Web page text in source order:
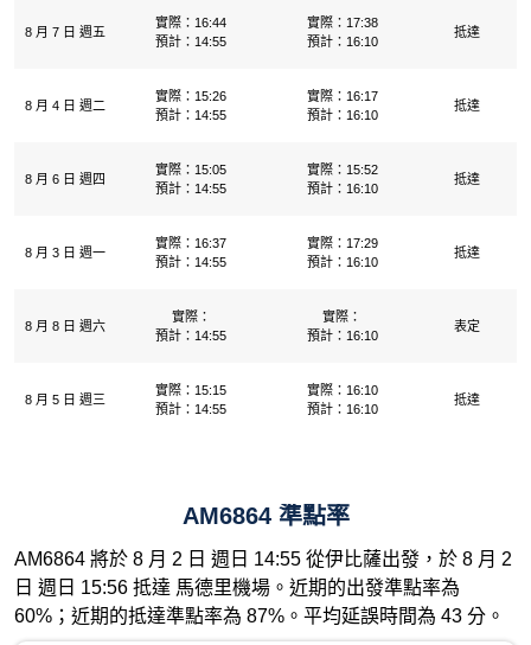
8 月 7 日 週五
實際：16:44
預計：14:55
實際：17:38
預計：16:10
抵達
8 月 4 日 週二
實際：15:26
預計：14:55
實際：16:17
預計：16:10
抵達
8 月 6 日 週四
實際：15:05
預計：14:55
實際：15:52
預計：16:10
抵達
8 月 3 日 週一
實際：16:37
預計：14:55
實際：17:29
預計：16:10
抵達
8 月 8 日 週六
實際：
預計：14:55
實際：
預計：16:10
表定
8 月 5 日 週三
實際：15:15
預計：14:55
實際：16:10
預計：16:10
抵達
AM6864 準點率
AM6864 將於 8 月 2 日 週日 14:55 從伊比薩出發，於 8 月 2
日 週日 15:56 抵達 馬德里機場。近期的出發準點率為
60%；近期的抵達準點率為 87%。平均延誤時間為 43 分。